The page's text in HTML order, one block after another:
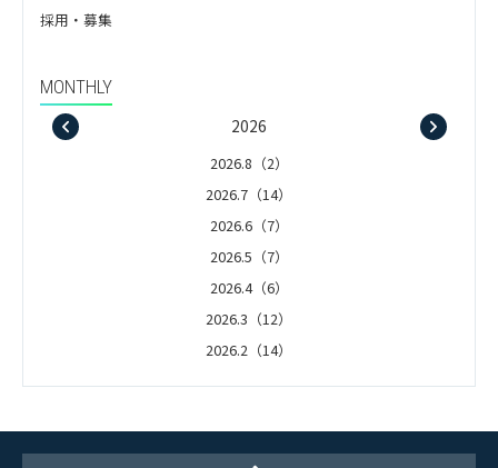
採用・募集
MONTHLY
2026
2026.8（2）
2026.7（14）
2026.6（7）
2026.5（7）
2026.4（6）
2026.3（12）
2026.2（14）